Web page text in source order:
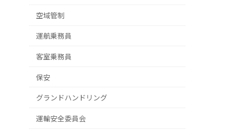
空域管制
運航乗務員
客室乗務員
保安
グランドハンドリング
運輸安全委員会